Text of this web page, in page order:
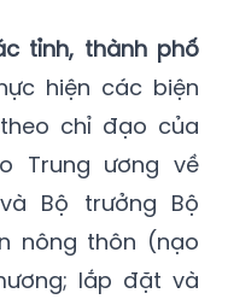
cấp bách
nước, xâm
tỉnh, thành phố
hiện các biện
chỉ đạo của
Trung ương về
Bộ trưởng Bộ